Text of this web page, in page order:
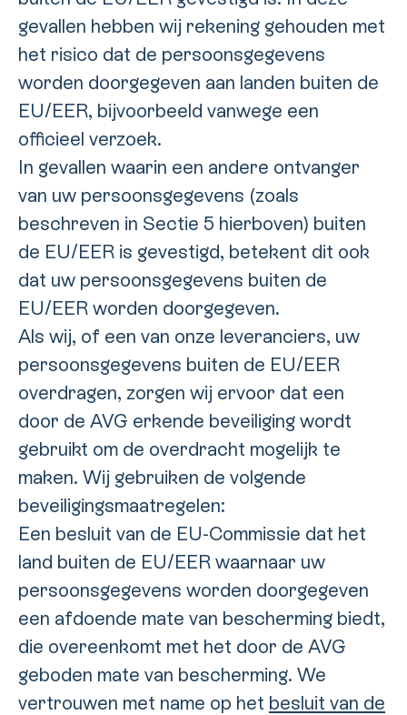
gevallen hebben wij rekening gehouden met
het risico dat de persoonsgegevens
worden doorgegeven aan landen buiten de
EU/EER, bijvoorbeeld vanwege een
officieel verzoek.
In gevallen waarin een andere ontvanger
van uw persoonsgegevens (zoals
beschreven in Sectie 5 hierboven) buiten
de EU/EER is gevestigd, betekent dit ook
dat uw persoonsgegevens buiten de
EU/EER worden doorgegeven.
Als wij, of een van onze leveranciers, uw
persoonsgegevens buiten de EU/EER
overdragen, zorgen wij ervoor dat een
door de AVG erkende beveiliging wordt
gebruikt om de overdracht mogelijk te
maken. Wij gebruiken de volgende
beveiligingsmaatregelen:
Een besluit van de EU-Commissie dat het
land buiten de EU/EER waarnaar uw
persoonsgegevens worden doorgegeven
een afdoende mate van bescherming biedt,
die overeenkomt met het door de AVG
geboden mate van bescherming. We
vertrouwen met name op het besluit van de